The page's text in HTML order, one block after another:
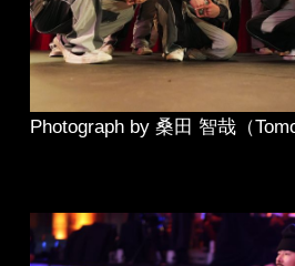
Photograph by 桑田 智哉（